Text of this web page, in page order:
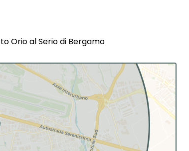
Orio al Serio di Bergamo